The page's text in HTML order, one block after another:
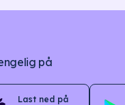
på
Last ned på